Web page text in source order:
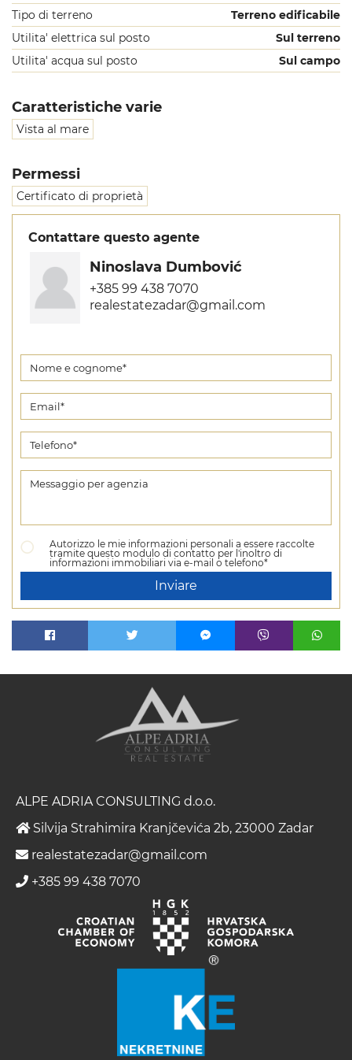
Tipo di terreno
Terreno edificabile
Utilita' elettrica sul posto
Sul terreno
Utilita' acqua sul posto
Sul campo
Caratteristiche varie
Vista al mare
Permessi
Certificato di proprietà
Contattare questo agente
Ninoslava Dumbović
+385 99 438 7070
realestatezadar@gmail.com
Autorizzo le mie informazioni personali a essere raccolte
tramite questo modulo di contatto per l'inoltro di
informazioni immobiliari via e-mail o telefono*
Inviare
ALPE ADRIA CONSULTING d.o.o.
Silvija Strahimira Kranjčevića 2b, 23000 Zadar
realestatezadar@gmail.com
+385 99 438 7070